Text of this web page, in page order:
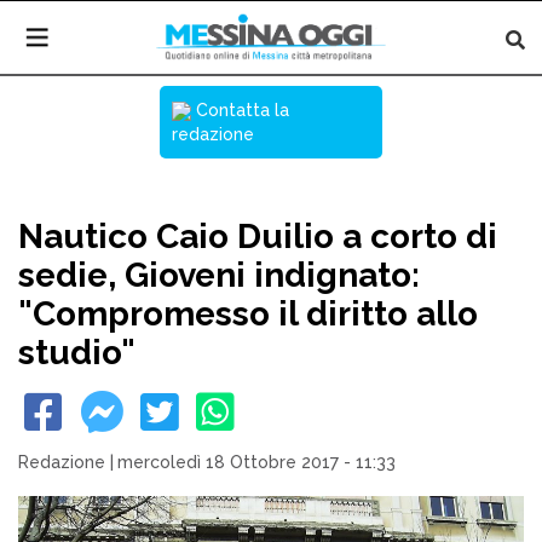
Contatta la
redazione
Nautico Caio Duilio a corto di
sedie, Gioveni indignato:
"Compromesso il diritto allo
studio"
Redazione mercoledì 18 Ottobre 2017 - 11:33